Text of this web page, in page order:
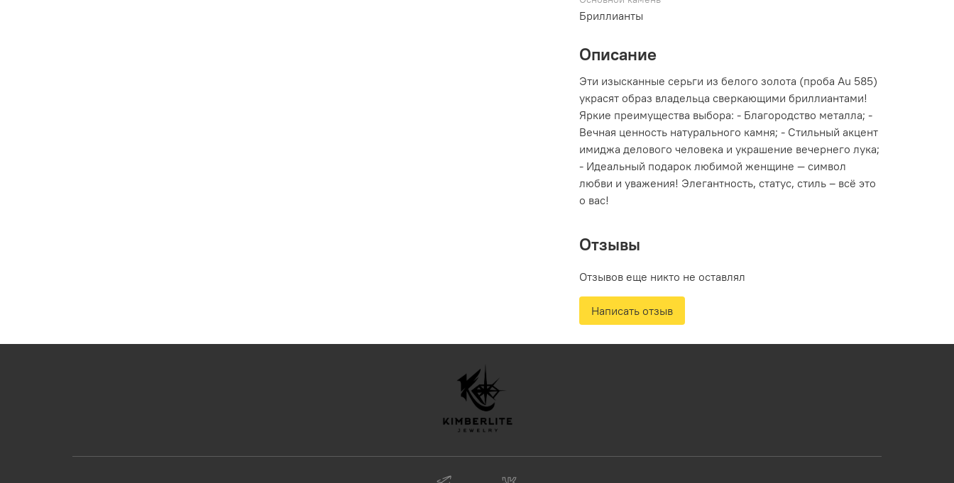
Бриллианты
Описание
Эти изысканные серьги из белого золота (проба Au 585)
украсят образ владельца сверкающими бриллиантами!
Яркие преимущества выбора: - Благородство металла; -
Вечная ценность натурального камня; - Стильный акцент
имиджа делового человека и украшение вечернего лука;
- Идеальный подарок любимой женщине — символ
любви и уважения! Элегантность, статус, стиль – всё это
о вас!
Отзывы
Отзывов еще никто не оставлял
Написать отзыв